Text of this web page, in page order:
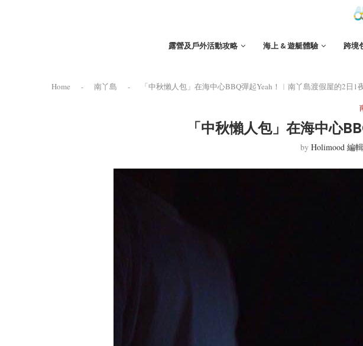
露營及戶外活動攻略 海上 & 遊艇體驗 跨境
Home - 南丫島 -
「中秋懶人包」在海中心BBQ彈起Yeah！︱南丫島渡假屋的2日1
「中秋懶人包」在海中心
by Holimood 編